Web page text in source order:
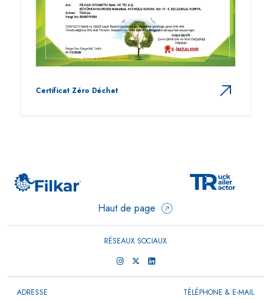
Certificat Zéro Déchet
Haut de page
RÉSEAUX SOCIAUX
ADRESSE
TÉLÉPHONE & E-MAIL